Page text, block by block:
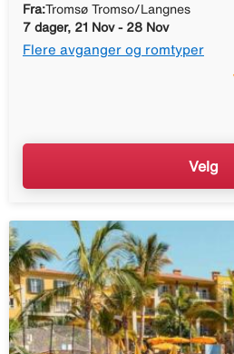
Fra:Tromsø Tromso/Langnes
7 dager, 21 Nov - 28 Nov
Flere avganger og romtyper
Velg